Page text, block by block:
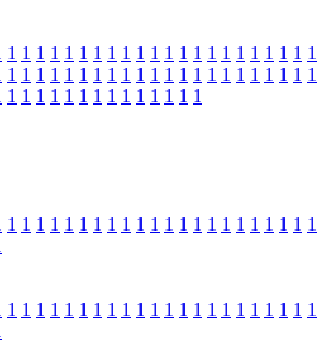
1 1 1 1 1 1 1 1 1 1 1 1 1 1 1 1 1 1 1 1 1 1
1 1 1 1 1 1 1 1 1 1 1 1 1 1 1 1 1 1 1 1 1 1
1 1 1 1 1 1 1 1 1 1 1 1 1 1
1 1 1 1 1 1 1 1 1 1 1 1 1 1 1 1 1 1 1 1 1 1
1 1 1 1 1 1 1 1 1 1 1 1 1 1 1 1 1 1 1 1 1 1